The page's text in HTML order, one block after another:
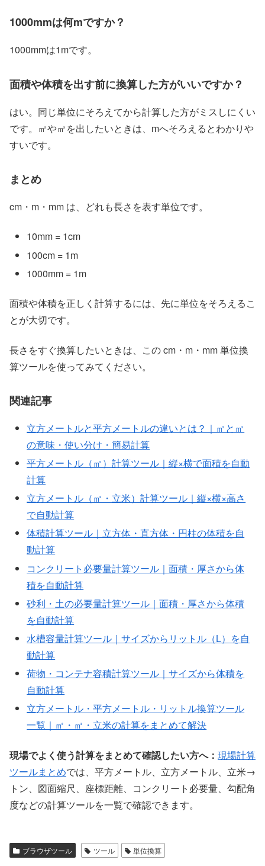
1000mmは何mですか？
1000mmは1mです。
面積や体積を出す前に換算した方がいいですか？
はい。同じ単位にそろえてから計算した方がミスしにくい
です。㎡や㎥を出したいときは、mへそろえるとわかりや
すいです。
まとめ
cm・m・mm は、どれも長さを表す単位です。
10mm = 1cm
100cm = 1m
1000mm = 1m
面積や体積を正しく計算するには、先に単位をそろえるこ
とが大切です。
長さをすぐ換算したいときは、この cm・m・mm 単位換
算ツールを使ってみてください。
関連記事
立方メートルと平方メートルの違いとは？｜㎡と㎥
の意味・使い分け・簡易計算
平方メートル（㎡）計算ツール｜縦×横で面積を自動
計算
立方メートル（㎥・立米）計算ツール｜縦×横×高さ
で自動計算
体積計算ツール｜立方体・直方体・円柱の体積を自
動計算
コンクリート必要量計算ツール｜面積・厚さから体
積を自動計算
砂利・土の必要量計算ツール｜面積・厚さから体積
を自動計算
水槽容量計算ツール｜サイズからリットル（L）を自
動計算
荷物・コンテナ容積計算ツール｜サイズから体積を
自動計算
立方メートル・平方メートル・リットル換算ツール
一覧｜㎡・㎥・立米の計算をまとめて解決
現場でよく使う計算をまとめて確認したい方へ： 現場計算
ツールまとめでは、平方メートル、立方メートル、立米→
トン、図面縮尺、座標距離、コンクリート必要量、勾配角
度などの計算ツールを一覧で確認できます。
ブラウザツール ツール 単位換算